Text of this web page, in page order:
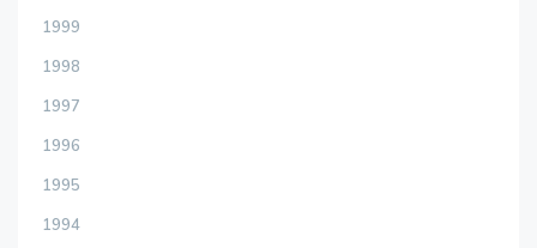
1999
1998
1997
1996
1995
1994